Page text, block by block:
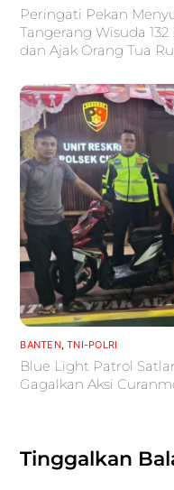
Peringati Pekan
Tangerang Wisuda
dan Ajak Orang Tua
BANTEN,TNI-POLRI
Blue Light Patrol
Gagalkan Aksi
Tinggalkan